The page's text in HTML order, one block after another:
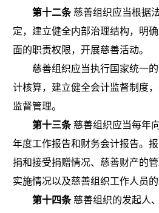
第十二条 慈善组织应当根据
定，建立健全内部治理结构，明
面的职责权限，开展慈善活动。
慈善组织应当执行国家统一
计核算，建立健全会计监督制度
监督管理。
第十三条 慈善组织应当每年
年度工作报告和财务会计报告。
捐和接受捐赠情况、慈善财产的
实施情况以及慈善组织工作人员的
第十四条 慈善组织的发起人